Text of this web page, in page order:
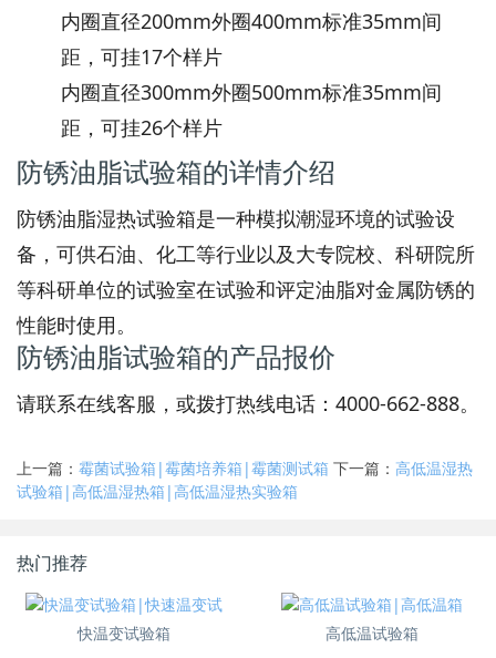
内圈直径200mm外圈400mm标准35mm间
距，可挂17个样片
内圈直径300mm外圈500mm标准35mm间
距，可挂26个样片
防锈油脂试验箱的详情介绍
防锈油脂湿热试验箱是一种模拟潮湿环境的试验设
备，可供石油、化工等行业以及大专院校、科研院所
等科研单位的试验室在试验和评定油脂对金属防锈的
性能时使用。
防锈油脂试验箱的产品报价
请联系在线客服，或拨打热线电话：4000-662-888。
上一篇： 霉菌试验箱|霉菌培养箱|霉菌测试箱 下一篇： 高低温湿热
试验箱|高低温湿热箱|高低温湿热实验箱
热门推荐
快温变试验箱 高低温试验箱